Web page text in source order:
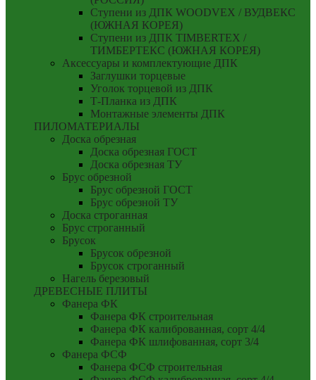
Ступени из ДПК WOODVEX / ВУДВЕКС
(ЮЖНАЯ КОРЕЯ)
Ступени из ДПК TIMBERTEX /
ТИМБЕРТЕКС (ЮЖНАЯ КОРЕЯ)
Аксессуары и комплектующие ДПК
Заглушки торцевые
Уголок торцевой из ДПК
Т-Планка из ДПК
Монтажные элементы ДПК
ПИЛОМАТЕРИАЛЫ
Доска обрезная
Доска обрезная ГОСТ
Доска обрезная ТУ
Брус обрезной
Брус обрезной ГОСТ
Брус обрезной ТУ
Доска строганная
Брус строганный
Брусок
Брусок обрезной
Брусок строганный
Нагель березовый
ДРЕВЕСНЫЕ ПЛИТЫ
Фанера ФК
Фанера ФК строительная
Фанера ФК калиброванная, сорт 4/4
Фанера ФК шлифованная, сорт 3/4
Фанера ФСФ
Фанера ФСФ строительная